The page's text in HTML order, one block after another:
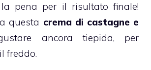
pena per il risultato finale!
questa crema di castagne e
ancora tiepida, per
freddo.